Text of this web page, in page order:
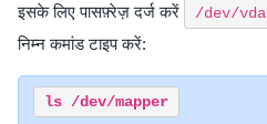
इसके लिए पासफ़्रेज़ दर्ज करें
/dev/
निम्न कमांड टाइप करें: